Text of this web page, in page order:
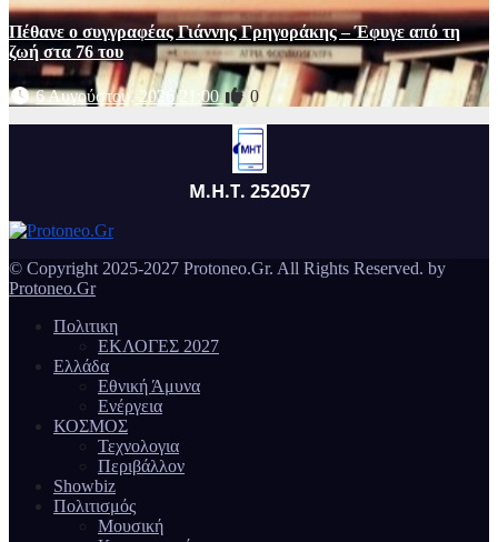
Πέθανε ο συγγραφέας Γιάννης Γρηγοράκης – Έφυγε από τη
ζωή στα 76 του
6 Αυγούστου, 2026 21:00 0
Μ.Η.Τ. 252057
© Copyright 2025-2027 Protoneo.Gr. All Rights Reserved. by
Protoneo.Gr
Πολιτικη
ΕΚΛΟΓΕΣ 2027
Ελλάδα
Εθνική Άμυνα
Ενέργεια
ΚΟΣΜΟΣ
Τεχνολογια
Περιβάλλον
Showbiz
Πολιτισμός
Μουσική